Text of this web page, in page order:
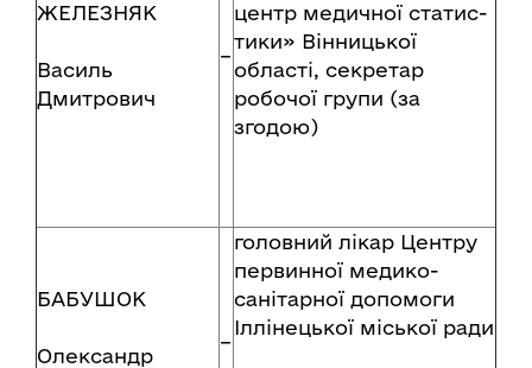
ЖЕЛЕЗНЯК
Василь
Дмитрович
–
центр медичної статис-
тики» Вінницької
області, секретар
робочої групи (за
згодою)
БАБУШОК
Олександр
–
головний лікар Центру
первинної медико-
санітарної допомоги
Іллінецької міської ради